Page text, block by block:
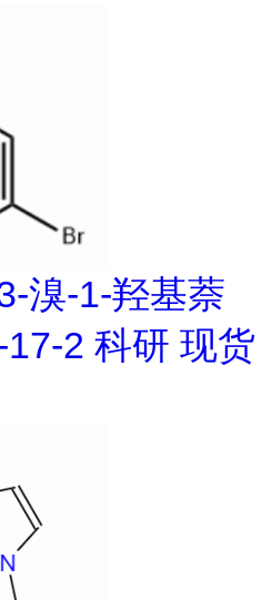
溴-1-羟基萘
2 科研 现货